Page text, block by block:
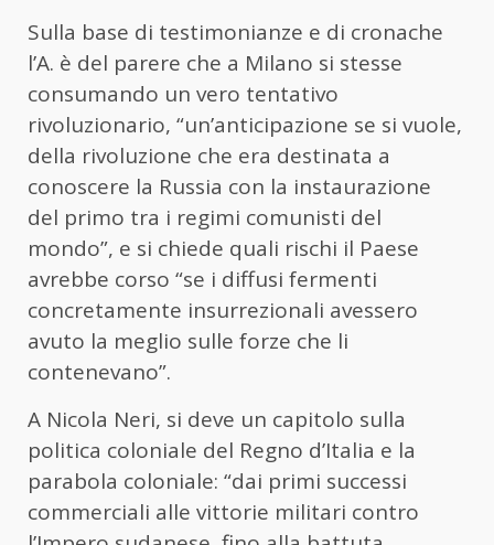
Sulla base di testimonianze e di cronache
l’A. è del parere che a Milano si stesse
consumando un vero tentativo
rivoluzionario, “un’anticipazione se si vuole,
della rivoluzione che era destinata a
conoscere la Russia con la instaurazione
del primo tra i regimi comunisti del
mondo”, e si chiede quali rischi il Paese
avrebbe corso “se i diffusi fermenti
concretamente insurrezionali avessero
avuto la meglio sulle forze che li
contenevano”.
A Nicola Neri, si deve un capitolo sulla
politica coloniale del Regno d’Italia e la
parabola coloniale: “dai primi successi
commerciali alle vittorie militari contro